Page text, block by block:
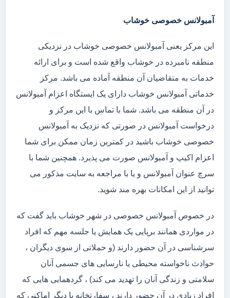
آمبولانس خصوصی خوشاب
این مرکز یعنی آمبولانس خصوصی خوشاب در نزدیکی
منطقه نامبرده در خوشاب واقع شده است و برای ارائه
خدمات به متقاضیان آن منطقه آماده می باشد. مرکز
خدماتی آمبولانس خوشاب دارای یک ایستگاه اعزام آمبولانس
در آن منطقه می باشد. شما با تماس با این مرکز و
درخواست آمبولانس در صورتی که نزدیک به آمبولانس
خصوصی خوشاب باشید در کمترین زمان ممکن برای شما
اعزام اکیپ و آمبولانس صورت می پذیرد. همچنین شما با
سرچ عنوان آمبولانس و یا با مراجعه به سایت مذکور می
توانید از این امکانات بهره مند شوید.
در خصوص آمبولانس خصوصی در شهر خوشاب باید گفت که
در مواردی همانند برپایی یک همایش یا جلسه مهم که افراد
سرشناسی در آن حضور دارند (و حملاتی از سوی دیگران ،
حوادث ناخواسته محیطی یا نارسایی های جسمی آنان
سلامتی و زندگی آنان را تهدید می کند) ، گردهمایی هایی که
افراد زیادی در آن حضور دارند ، سفارتخانه یا دیگر اماکنی که